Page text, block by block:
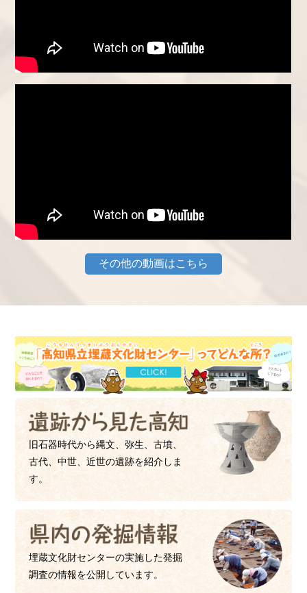
その他の動画はこちら
旧石器時代から縄文、弥生、古墳、
古代、中世、近世の遺跡を紹介しま
す。
埋蔵文化財センターの実施した発掘
調査の情報を公開しています。